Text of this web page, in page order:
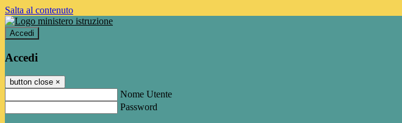
Salta al contenuto
Accedi
Accedi
button close ×
Nome Utente
Password